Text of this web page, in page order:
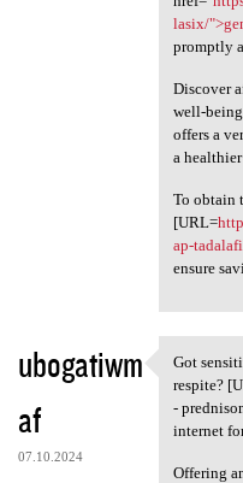
lasix/
promptly
Discover
well-
offers a
a
To obtain
[URL=
ap-
ensure
ubogatiwm
af
07.10.2024
Got
Got
respite?
-
internet
Offering